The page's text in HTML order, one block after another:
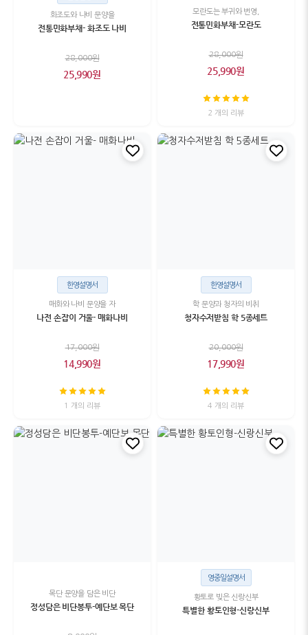
화조도와 나비 문양을
전통민화부채- 화조도 나비
28,000원
25,990원
모란도는 부귀와 번영,
전통민화부채-모란도
28,000원
25,990원
2 개의 리뷰
한영설명서
매화와 나비 문양을 자
나전 손잡이 거울- 매화나비
17,000원
14,990원
1 개의 리뷰
한영설명서
학 문양과 청자의 비취
청자수저받침 학 5종세트
20,000원
17,990원
4 개의 리뷰
목단 문양을 담은 비단
정성담은 비단봉투-예단보 목단
영중일설명서
황토로 빚은 신랑신부
특별한 황토인형-신랑신부